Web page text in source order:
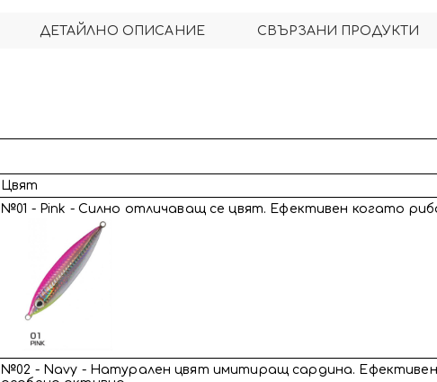
ДЕТАЙЛНО ОПИСАНИЕ СВЪРЗАНИ ПРОДУКТИ
Цвят
№01 - Pink - Силно отличаващ се цвят. Ефективен когато
№02 - Navy - Натурален цвят имитиращ сардина.